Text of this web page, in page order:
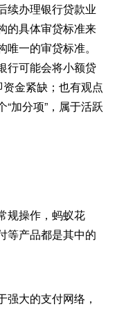
续办理银行贷款业
的具体审贷标准来
一的审贷标准。
行可能会将小额贷
金紧缺；也有观点
加分项”，属于活跃
规操作，蚂蚁花
等产品都是其中的
大的支付网络，